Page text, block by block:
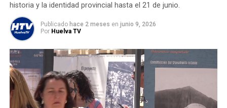
historia y la identidad provincial hasta el 21 de junio.
Publicado hace 2 meses en junio 9, 2026
Por Huelva TV